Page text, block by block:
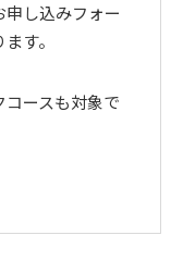
し込みフォー
す。
ースも対象で